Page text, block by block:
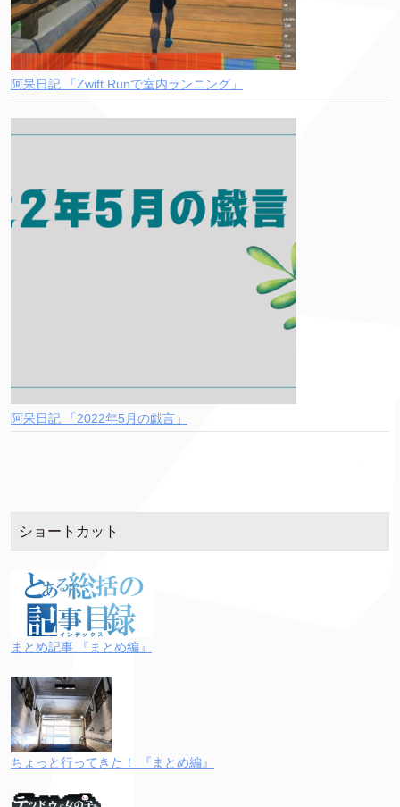
阿呆日記 「Zwift Runで室内ランニング」
阿呆日記 「2022年5月の戯言」
ショートカット
まとめ記事 『まとめ編』
ちょっと行ってきた！ 『まとめ編』